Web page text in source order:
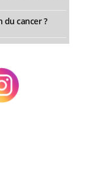
cancer ?